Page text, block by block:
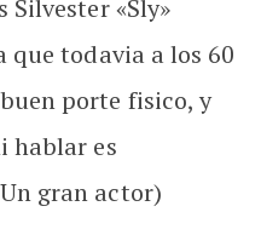
Silvester «Sly»
que todavia a los 60
porte fisico, y
hablar es
gran actor)